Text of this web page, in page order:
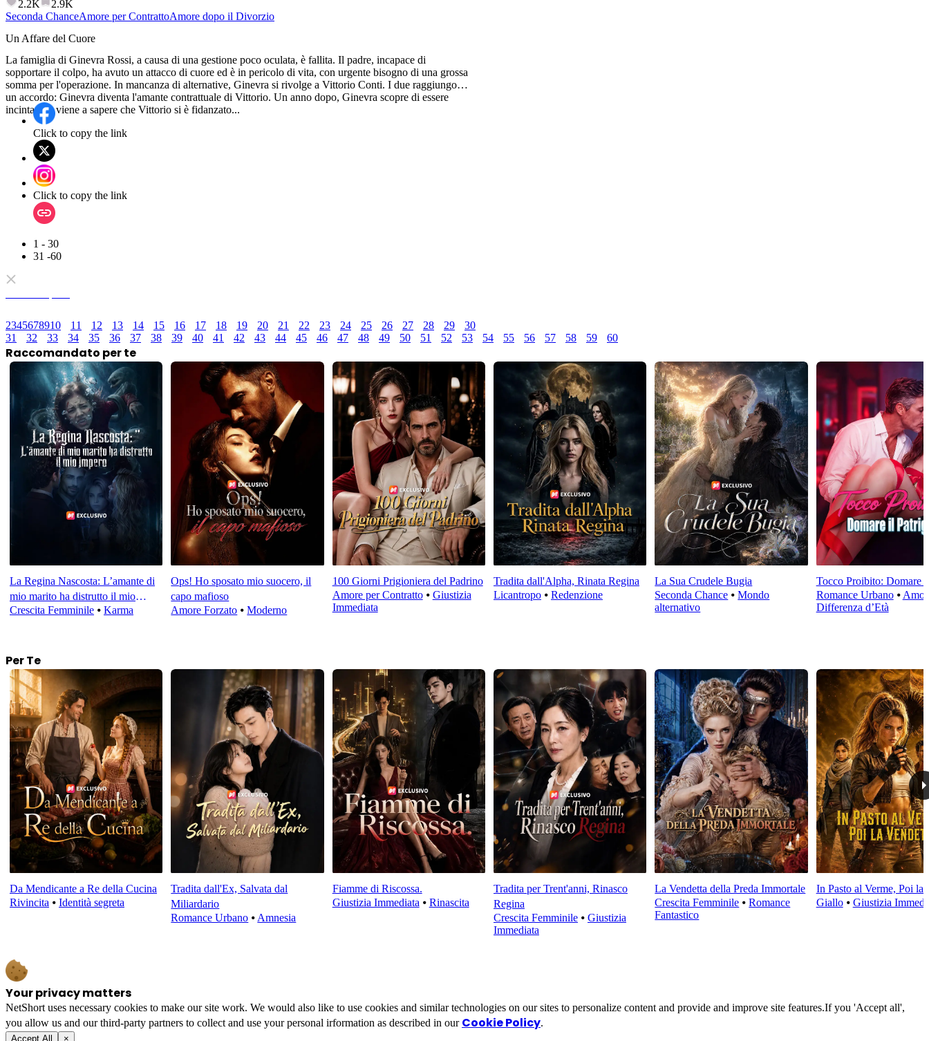
2.2K
2.9K
Seconda ChanceAmore per ContrattoAmore dopo il Divorzio
Un Affare del Cuore
La famiglia di Ginevra Rossi, a causa di una gestione poco oculata, è fallita. Il padre, incapace di
sopportare il colpo, ha avuto un attacco di cuore ed è in pericolo di vita, con urgente bisogno di una grossa
somma per l'operazione. In mancanza di alternative, Ginevra si rivolge a Vittorio Conti. I due raggiungono
un accordo: Ginevra diventa l'amante contrattuale di Vittorio. Un anno dopo, Ginevra scopre di essere
incinta, ma viene a sapere che Vittorio si è fidanzato...
Click to copy the link
Click to copy the link
1 - 30
31 -60
2345678910 11 12 13 14 15 16 17 18 19 20 21 22 23 24 25 26 27 28 29
30
31
32 33 34 35 36 37 38 39 40 41 42 43 44 45 46 47 48 49 50 51 52 53 54 55 56 57 58 59 60
Raccomandato per te
La Regina Nascosta: L’amante di
mio marito ha distrutto il mio
impero
Crescita Femminile ⦁ Karma
Ops! Ho sposato mio suocero, il
capo mafioso
Amore Forzato ⦁Moderno
100 Giorni Prigioniera del Padrino
Amore per Contratto⦁ Giustizia
Immediata
Tradita dall'Alpha, Rinata Regina
Licantropo⦁ Redenzione
La Sua Crudele Bugia
Seconda Chance ⦁Mondo
alternativo
Tocco Proibito: Domare
Romance Urbano⦁
Differenza d’Età
Per Te
Da Mendicante a Re della Cucina
Rivincita ⦁ Identità segreta
Tradita dall'Ex, Salvata dal
Miliardario
Romance Urbano ⦁ Amnesia
Fiamme di Riscossa.
Giustizia Immediata ⦁ Rinascita
Tradita per Trent'anni, Rinasco
Regina
Crescita Femminile⦁ Giustizia
Immediata
La Vendetta della Preda Immortale
Crescita Femminile ⦁Romance
Fantastico
In Pasto al Verme, Poi la
Giallo⦁ Giustizia
Your privacy matters
NetShort uses necessary cookies to make our site work. We would also like to use cookies and similar technologies on our sites to personalize content and provide and improve site features.If you 'Accept all',
you allow us and our third-party partners to collect and use your personal irformation as described in our Cookie Policy.
Accept All ×